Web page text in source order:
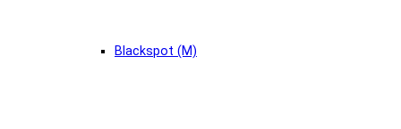
Blackspot (М)